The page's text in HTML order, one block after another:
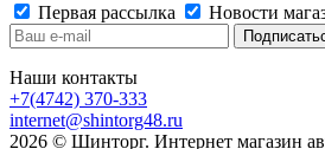
Первая рассылка
Новости
Наши контакты
+7(4742) 370-333
internet@shintorg48.ru
2026 © Шинторг. Интернет магазин